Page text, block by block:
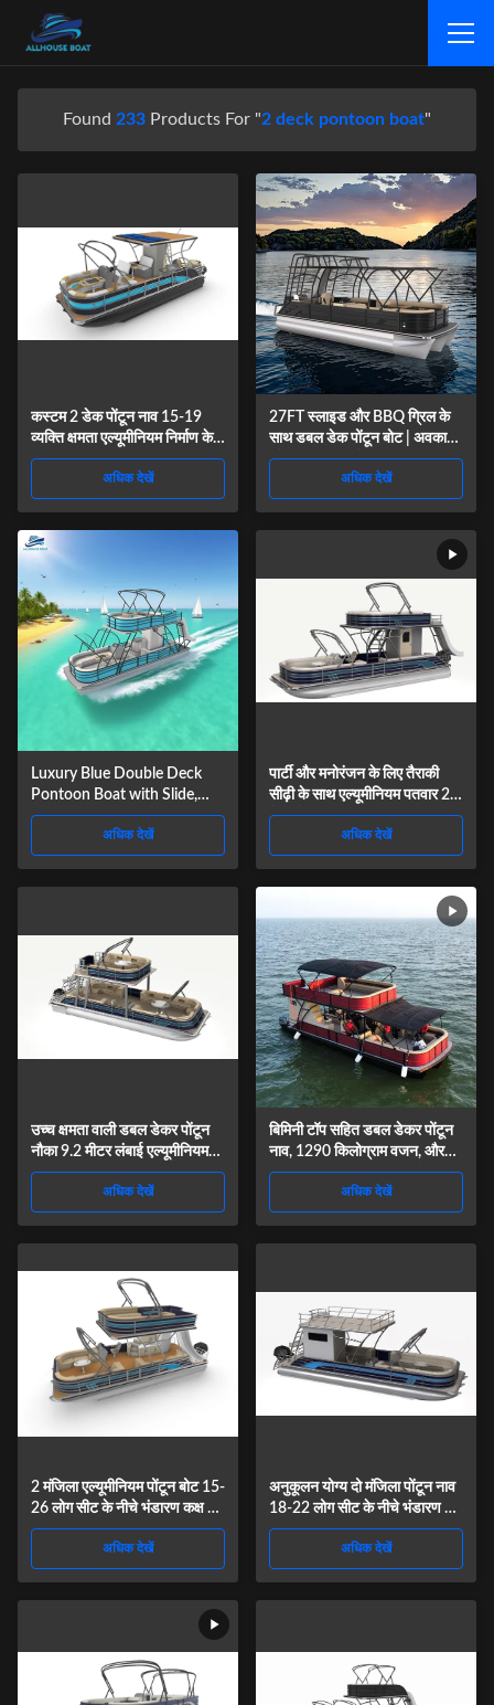
Found 233 Products For "2 deck pontoon boat"
कस्टम 2 डेक पोंटून नाव 15-19
व्यक्ति क्षमता एल्यूमीनियम निर्माण के
साथ
अधिक देखें
27FT स्लाइड और BBQ ग्रिल के
साथ डबल डेक पोंटून बोट | अवकाश
और मछली पकड़ने के लिए लक्जरी
ब्लैक टू-लेयर पार्टी बोट
अधिक देखें
Luxury Blue Double Deck
Pontoon Boat with Slide,
Bar, Toilet, Shower, Ambient
Lights, Party Boat for Sale
अधिक देखें
पार्टी और मनोरंजन के लिए तैराकी
सीढ़ी के साथ एल्यूमीनियम पतवार 2
डेक पोंटून नाव
अधिक देखें
उच्च क्षमता वाली डबल डेकर पोंटून
नौका 9.2 मीटर लंबाई एल्यूमीनियम
पतवार सामग्री
अधिक देखें
बिमिनी टॉप सहित डबल डेकर पोंटून
नाव, 1290 किलोग्राम वजन, और
बेहतर स्थिरता के लिए डबल लेयर
अधिक देखें
2 मंजिला एल्यूमीनियम पोंटून बोट 15-
26 लोग सीट के नीचे भंडारण कक्ष के
साथ
अधिक देखें
अनुकूलन योग्य दो मंजिला पोंटून नाव
18-22 लोग सीट के नीचे भंडारण के
साथ
अधिक देखें